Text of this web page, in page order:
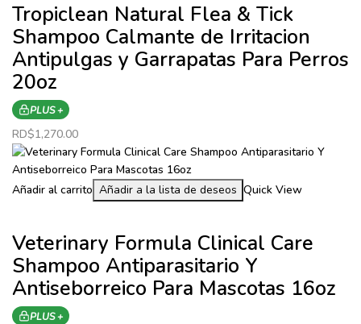
Tropiclean Natural Flea & Tick
Shampoo Calmante de Irritacion
Antipulgas y Garrapatas Para Perros
20oz
PLUS +
RD$1,270.00
Añadir al carrito Añadir a la lista de deseos Quick View
Veterinary Formula Clinical Care
Shampoo Antiparasitario Y
Antiseborreico Para Mascotas 16oz
PLUS +